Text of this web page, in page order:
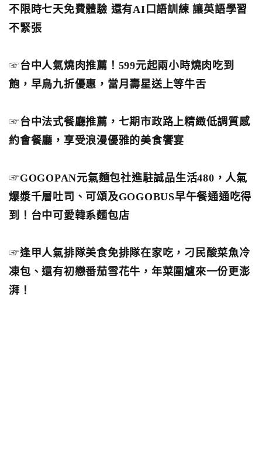
不限時七天免費體驗 還有AI口語訓練 讓英語學習
不緊張
☞台中人氣燒肉推薦！599元起兩小時燒肉吃到
飽，早鳥九折優惠，當月壽星送上等牛舌
☞台中法式餐廳推薦，七期市政路上精緻低調質感
約會餐廳，享受浪漫優雅的美食饗宴
☞GOGOPAN元氣麵包社進駐誠品生活480，人氣
爆漿千層吐司、可頌及GOGOBUS早午餐通通吃得
到！台中可愛韓系麵包店
☞逢甲人氣排隊美食免排隊在家吃，刁民酸菜魚冷
凍包、還有初戀番茄雪花牛，年菜圍爐來一份更澎
湃！